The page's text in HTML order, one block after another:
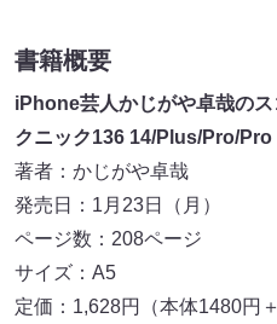
書籍概要
iPhone芸人かじがや卓哉の
クニック136 14/Plus/Pro/Pro
著者：かじがや卓哉
発売日：1月23日（月）
ページ数：208ページ
サイズ：A5
定価：1,628円（本体1480円